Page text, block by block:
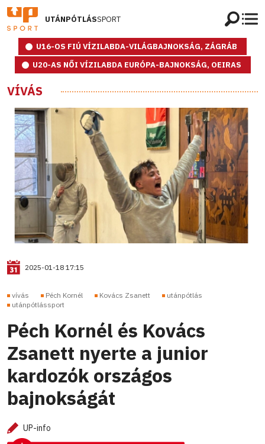
UTÁNPÓTLÁSSPORT
U16-OS FIÚ VÍZILABDA-VILÁGBAJNOKSÁG, ZÁGRÁB
U20-AS NŐI VÍZILABDA EURÓPA-BAJNOKSÁG, OEIRAS
VÍVÁS
2025-01-18 17:15
vívás Péch Kornél Kovács Zsanett
utánpótlás
utánpótlássport
Péch Kornél és Kovács
Zsanett nyerte a junior
kardozók országos
bajnokságát
UP-info